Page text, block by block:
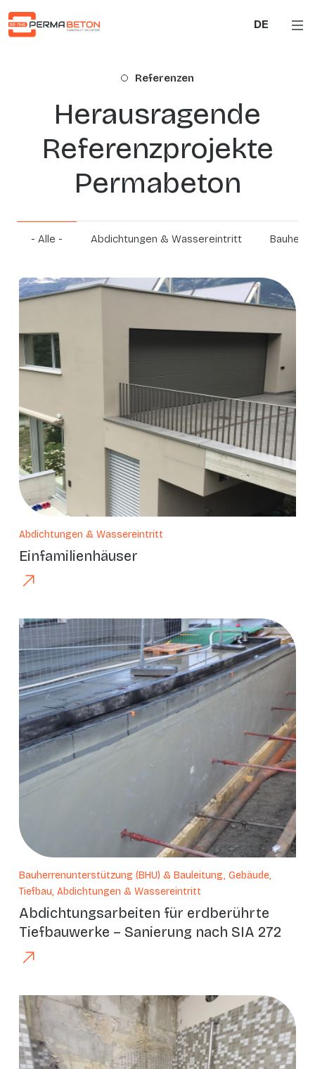
DE
Referenzen
Herausragende
Referenzprojekte
Permabeton
- Alle - Abdichtungen & Wassereintritt
Abdichtungen & Wassereintritt
Einfamilienhäuser
Bauherrenunterstützung (BHU) & Bauleitung, Gebäude,
Tiefbau, Abdichtungen & Wassereintritt
Abdichtungsarbeiten für erdberührte
Tiefbauwerke – Sanierung nach SIA 272